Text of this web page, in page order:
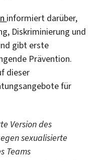
informiert darüber,
Diskriminierung und
gibt erste
Prävention.
dieser
für
Version des
sexualisierte
Teams